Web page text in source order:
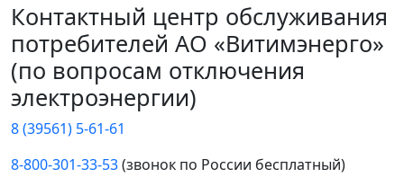
Контактный центр обслуживания
потребителей АО «Витимэнерго»
(по вопросам отключения
электроэнергии)
8 (39561) 5-61-61
8-800-301-33-53(звонок по России бесплатный)